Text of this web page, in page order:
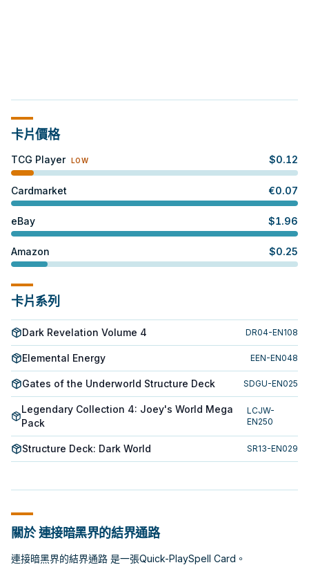
卡片價格
TCG Player LOW $0.12
Cardmarket €0.07
eBay $1.96
Amazon $0.25
卡片系列
Dark Revelation Volume 4 DR04-EN108
Elemental Energy EEN-EN048
Gates of the Underworld Structure Deck SDGU-EN025
Legendary Collection 4: Joey's World Mega
Pack
LCJW-
EN250
Structure Deck: Dark World SR13-EN029
關於 連接暗黑界的結界通路
連接暗黑界的結界通路 是一張Quick-PlaySpell Card。